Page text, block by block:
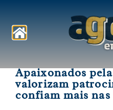
Apaixonados
valorizam
confiam mais nas